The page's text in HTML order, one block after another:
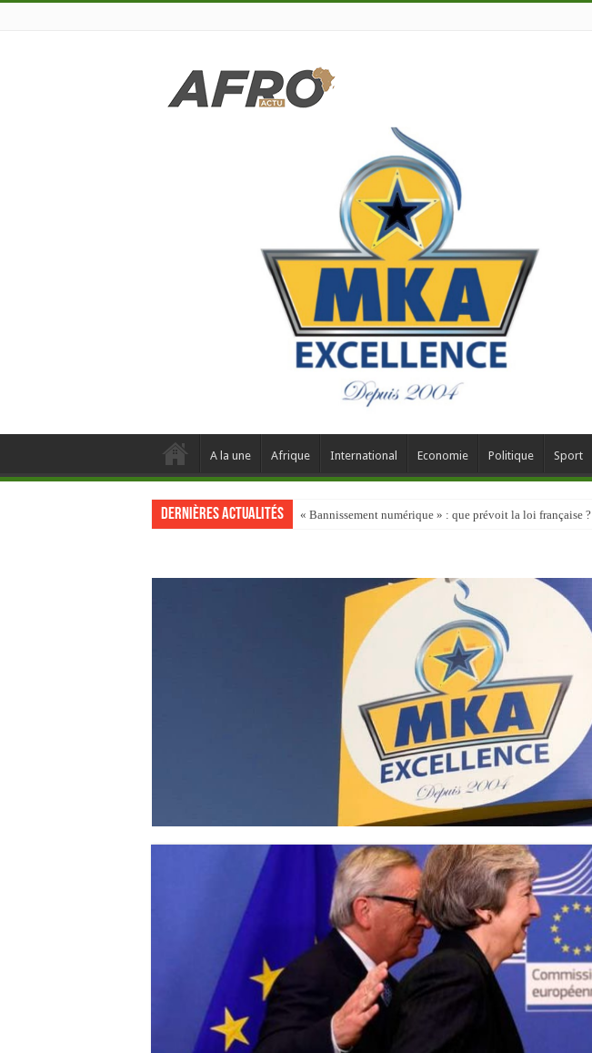
A la une Afrique International Economie Politique Sport
Dernières actualités « Bannissement numérique » : que prévoit la loi française ?